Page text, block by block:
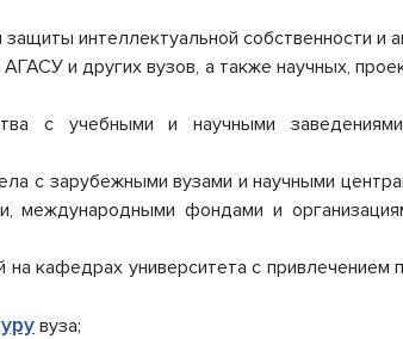
КОЛЛЕДЖИ
Колледж строительства и экономики
интеллектуальной собственности и
и других вузов, а также научных,
с учебными и научными
с зарубежными вузами и научными
международными фондами и
кафедрах университета с
вуза;